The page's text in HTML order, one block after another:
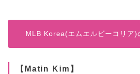
MLB Korea(エムエルビーコリア)
【Matin Kim】